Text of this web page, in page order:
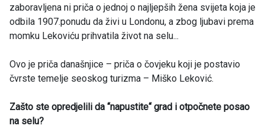
zaboravljena ni priča o jednoj o najljepših žena svijeta koja je
odbila 1907.ponudu da živi u Londonu, a zbog ljubavi prema
momku Lekoviću prihvatila život na selu...
Ovo je priča današnjice – priča o čovjeku koji je postavio
čvrste temelje seoskog turizma – Miško Leković.
Zašto ste opredjelili da “napustite“ grad i otpočnete posao
na selu?